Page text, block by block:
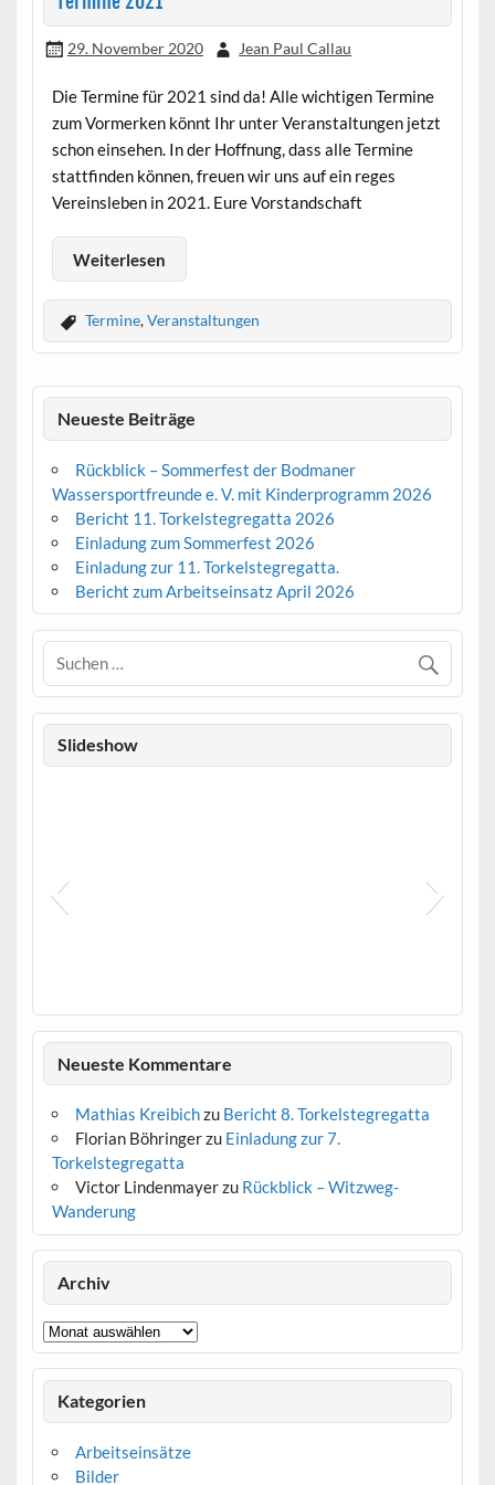
29. November 2020 Jean Paul Callau
Die Termine für 2021 sind da! Alle wichtigen Termine
zum Vormerken könnt Ihr unter Veranstaltungen jetzt
schon einsehen. In der Hoffnung, dass alle Termine
stattfinden können, freuen wir uns auf ein reges
Vereinsleben in 2021. Eure Vorstandschaft
Weiterlesen
Termine,Veranstaltungen
Neueste Beiträge
Rückblick – Sommerfest der Bodmaner
Wassersportfreunde e. V. mit Kinderprogramm 2026
Bericht 11. Torkelstegregatta 2026
Einladung zum Sommerfest 2026
Einladung zur 11. Torkelstegregatta.
Bericht zum Arbeitseinsatz April 2026
Slideshow
Neueste Kommentare
Mathias Kreibichzu Bericht 8. Torkelstegregatta
Florian Böhringerzu Einladung zur 7.
Torkelstegregatta
Victor Lindenmayerzu Rückblick – Witzweg-
Wanderung
Archiv
Archiv
Kategorien
Arbeitseinsätze
Bilder